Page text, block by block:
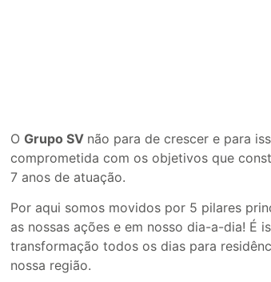
O Grupo SV não para de crescer e para
comprometida com os objetivos que
7 anos de atuação.
Por aqui somos movidos por 5 pilares
as nossas ações e em nosso dia-a-dia! É
transformação todos os dias para
nossa região.